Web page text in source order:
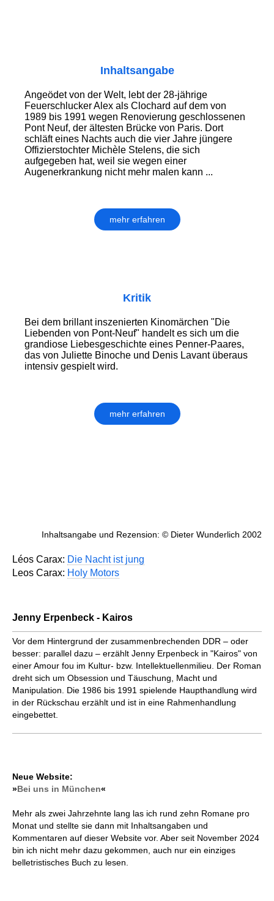
Inhaltsangabe
Angeödet von der Welt, lebt der 28-jährige
Feuerschlucker Alex als Clochard auf dem von
1989 bis 1991 wegen Renovierung geschlossenen
Pont Neuf, der ältesten Brücke von Paris. Dort
schläft eines Nachts auch die vier Jahre jüngere
Offizierstochter Michèle Stelens, die sich
aufgegeben hat, weil sie wegen einer
Augenerkrankung nicht mehr malen kann ...
mehr erfahren
Kritik
Bei dem brillant inszenierten Kinomärchen "Die
Liebenden von Pont-Neuf" handelt es sich um die
grandiose Liebesgeschichte eines Penner-Paares,
das von Juliette Binoche und Denis Lavant überaus
intensiv gespielt wird.
mehr erfahren
Inhaltsangabe und Rezension: © Dieter Wunderlich 2002
Léos Carax: Die Nacht ist jung
Leos Carax: Holy Motors
Jenny Erpenbeck - Kairos
Vor dem Hintergrund der zusammen­brechenden DDR – oder
besser: parallel dazu – erzählt Jenny Erpenbeck in "Kairos" von
einer Amour fou im Kultur- bzw. Intellektuellenmilieu. Der Roman
dreht sich um Obsession und Täuschung, Macht und
Manipulation. Die 1986 bis 1991 spielende Haupthandlung wird
in der Rückschau erzählt und ist in eine Rahmenhandlung
eingebettet.
Neue Website:
»Bei uns in München«
Mehr als zwei Jahrzehnte lang las ich rund zehn Romane pro
Monat und stellte sie dann mit Inhaltsangaben und
Kommentaren auf dieser Website vor. Aber seit November 2024
bin ich nicht mehr dazu gekommen, auch nur ein einziges
belletristisches Buch zu lesen.